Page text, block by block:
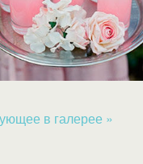
в галерее »